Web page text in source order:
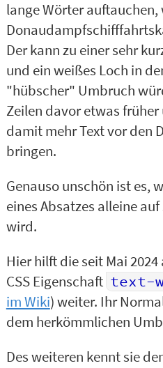
lange Wörter auftauchen,
Der kann zu einer sehr
und ein weißes Loch in
"hübscher" Umbruch
Zeilen davor etwas
damit mehr Text vor den
bringen.
Genauso unschön ist es,
eines Absatzes alleine
wird.
Hier hilft die seit Mai
CSS Eigenschaft text-
im Wiki) weiter. Ihr
dem herkömmlichen
Des weiteren kennt sie